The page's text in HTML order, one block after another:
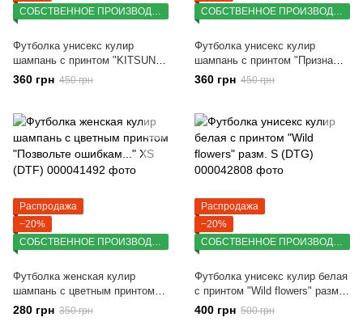
Футболка унисекс кулир
шампань с принтом "KITSUNE"
р. XS (DTF)
360 грн 450 грн
Футболка унисекс кулир
шампань с принтом "Признаю
свои ошибки" XS (DTF)
360 грн 450 грн
Распродажа
−20%
Футболка женская кулир
шампань с цветным принтом
"Позвольте ошибкам..." XS
280 грн 350 грн
Распродажа
−20%
Футболка унисекс кулир белая
с принтом "Wild flowers" разм.
S (DTG)
400 грн 500 грн